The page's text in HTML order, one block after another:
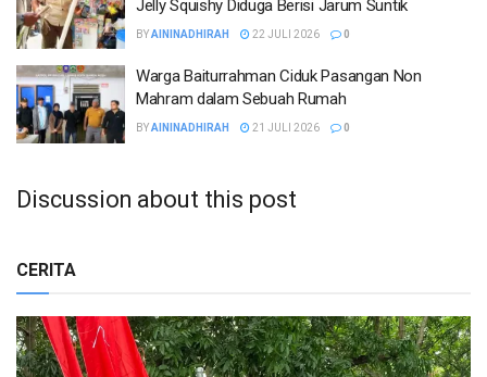
Jelly Squishy Diduga Berisi Jarum Suntik
BYAININADHIRAH 22 JULI 2026 0
Warga Baiturrahman Ciduk Pasangan Non
Mahram dalam Sebuah Rumah
BYAININADHIRAH 21 JULI 2026 0
Discussion about this post
CERITA